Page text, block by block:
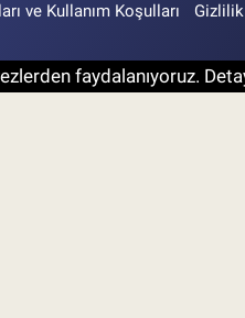
ve Kullanım Koşulları
faydalanıyoruz.